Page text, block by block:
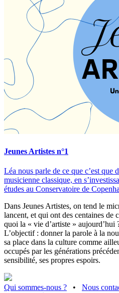
Jeunes Artistes n°1
Léa nous parle de ce que c’est que
musicienne classique, en
études au Conservatoire de
Dans Jeunes Artistes, on tend le
lancent, et qui ont des centaines de
quoi la « vie d’artiste » aujourd’hui
L’objectif : donner la parole à la
sa place dans la culture comme
occupés par les générations
sensibilité, ses propres espoirs.
Qui sommes-nous ? • Nous